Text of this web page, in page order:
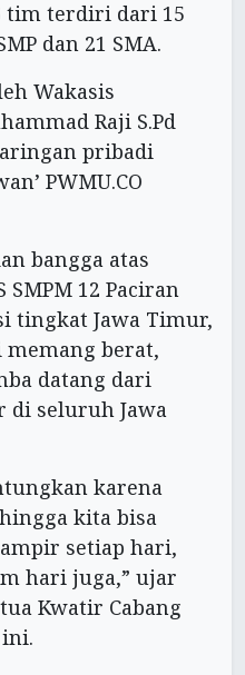
tim terdiri dari 15
dan 21 SMA.
Wakasis
Raji S.Pd
pribadi
PWMU.CO
bangga atas
SMPM 12 Paciran
tingkat Jawa Timur,
berat,
datang dari
di seluruh Jawa
karena
kita bisa
setiap hari,
hari juga,” ujar
Kwatir Cabang